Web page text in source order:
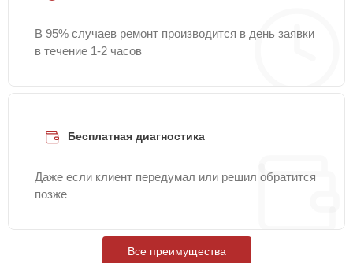
В 95% случаев ремонт производится в день заявки
в течение 1-2 часов
Бесплатная диагностика
Даже если клиент передумал или решил обратится
позже
Все преимущества